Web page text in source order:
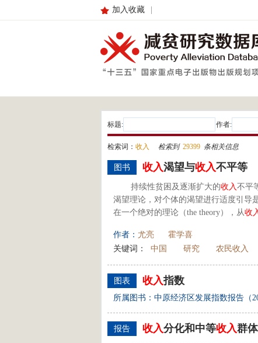
加入收藏
标题: 作者:
检索词： 收入 检索到 29399 条相关信息
图书 收入渴望与收入不平等
持续性贫困及逐渐扩大的收入不平
渴望理论，对个体的渴望进行适度引导
在一个绝对的理论（the theory），从收
作者： 尤亮 霍学喜
关键词：
中国 研究 农民收入
图表 收入指数
所属图书：中原经济区发展指数报告（
报告 收入分化和中等收入群体